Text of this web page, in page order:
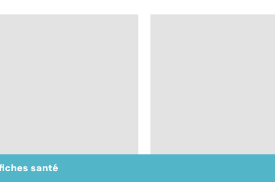
Morphine : sois sage
ô ma douleur
infections
santé